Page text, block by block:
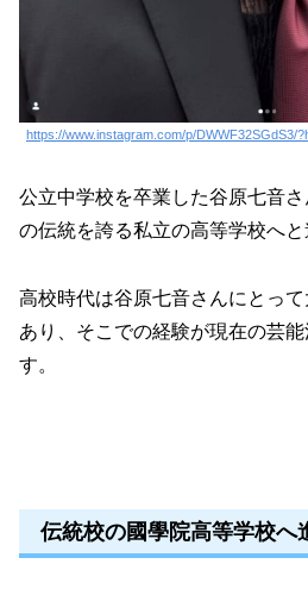
https://www.instagram.com/p/DWWF32SGdS3/
公立中学校を卒業した谷原七音
の伝統を誇る私立の高等学校へと
高校時代は谷原七音さんにとっ
あり、そこでの経験が現在の芸
す。
伝統校の國學院高等学校へ